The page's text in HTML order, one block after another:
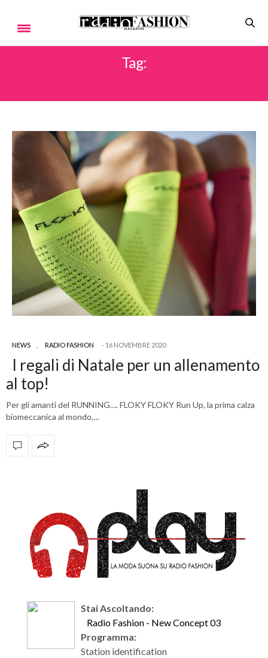
Tag:
NEWS , RADIO FASHION 16 NOVEMBRE 2020
I regali di Natale per un allenamento
al top!
Per gli amanti del RUNNING…. FLOKY FLOKY Run Up, la prima calza
biomeccanica al mondo,…
Stai Ascoltando:
Radio Fashion - New Concept 03
Programma:
Station identification